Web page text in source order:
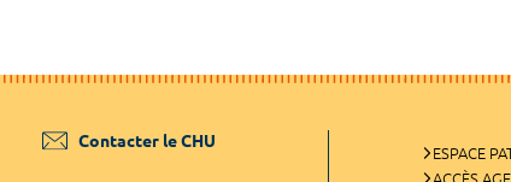
Contacter le CHU
ESPACE
ACCÈS